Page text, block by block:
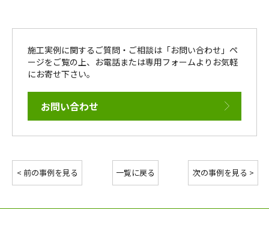
施工実例に関するご質問・ご相談は「お問い合わせ」ペ
ージをご覧の上、お電話または専用フォームよりお気軽
にお寄せ下さい。
お問い合わせ
< 前の事例を見る 一覧に戻る 次の事例を見る >